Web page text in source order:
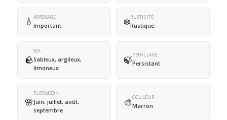
💧 ARROSAGE
Important ❄️RUSTICITÉ
Rustique
🪨
SOL
Sableux, argileux,
limoneux
🍃FEUILLAGE
Persistant
🌸
FLORAISON
Juin, juillet, août,
septembre
🎨COULEUR
Marron